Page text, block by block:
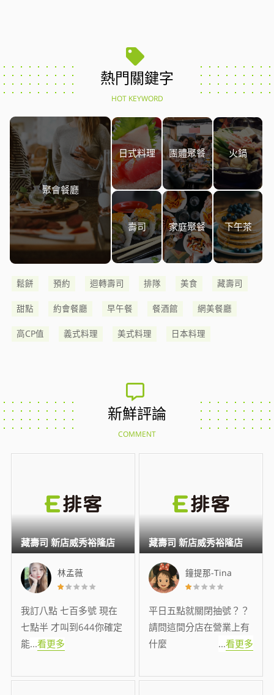
熱門關鍵字
HOT KEYWORD
聚會餐廳
日式料理 團體聚餐 火鍋
壽司 家庭聚餐 下午茶
鬆餅 預約 迴轉壽司 排隊 美食 藏壽司
甜點 約會餐廳 早午餐 餐酒館 網美餐廳
高CP值 義式料理 美式料理 日本料理
新鮮評論
COMMENT
林孟薇
我訂八點 七百多號 現在
七點半 才叫到644你確定
能...看更多
藏壽司 新店威秀裕隆店
鐘提那-Tina
平日五點就關閉抽號？？
請問這間分店在營業上有
什麼
...看更多
藏壽司 新店威秀裕隆店